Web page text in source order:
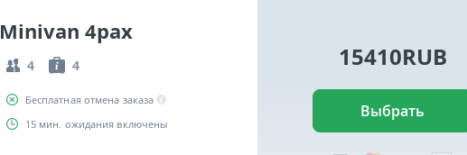
Minivan 4pax
4 4
Бесплатная отмена заказа
15 мин. ожидания включены
15410RUB
Выбрать